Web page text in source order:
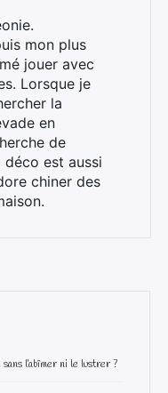
mon plus
jouer avec
Lorsque je
la
en
de
déco est aussi
chiner des
l’abîmer ni le lustrer ?